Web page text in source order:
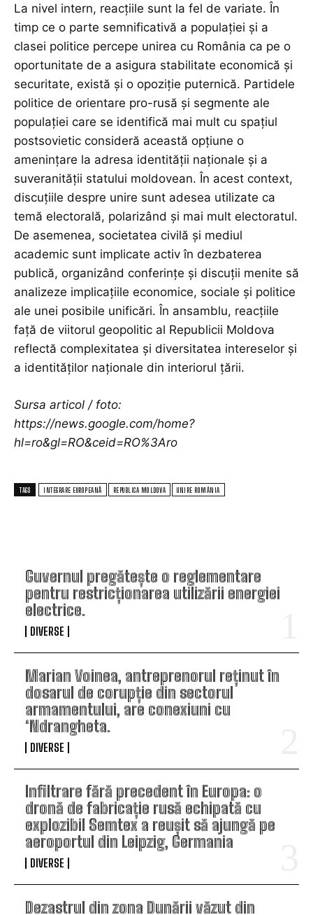
Guvernul pregătește o reglementare
pentru restricționarea utilizării energiei
electrice.
DIVERSE
Marian Voinea, antreprenorul reținut în
dosarul de corupție din sectorul
armamentului, are conexiuni cu
‘Ndrangheta.
DIVERSE
Infiltrare fără precedent în Europa: o
dronă de fabricație rusă echipată cu
explozibil Semtex a reușit să ajungă pe
aeroportul din Leipzig, Germania
DIVERSE
Dezastrul din zona Dunării văzut din
La nivel intern, reacțiile sunt la fel de variate. În
timp ce o parte semnificativă a populației și a
clasei politice percepe unirea cu România ca pe o
oportunitate de a asigura stabilitate economică și
securitate, există și o opoziție puternică. Partidele
politice de orientare pro-rusă și segmente ale
populației care se identifică mai mult cu spațiul
postsovietic consideră această opțiune o
amenințare la adresa identității naționale și a
suveranității statului moldovean. În acest context,
discuțiile despre unire sunt adesea utilizate ca
temă electorală, polarizând și mai mult electoratul.
De asemenea, societatea civilă și mediul
academic sunt implicate activ în dezbaterea
publică, organizând conferințe și discuții menite să
analizeze implicațiile economice, sociale și politice
ale unei posibile unificări. În ansamblu, reacțiile
față de viitorul geopolitic al Republicii Moldova
reflectă complexitatea și diversitatea intereselor și
a identităților naționale din interiorul țării.
Sursa articol / foto:
https://news.google.com/home?
hl=ro&gl=RO&ceid=RO%3Aro
TAGS INTEGRARE EUROPEANĂ REPUBLICA MOLDOVA UNIRE ROMÂNIA